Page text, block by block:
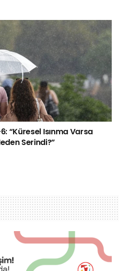
“Küresel Isınma Varsa
Serindi?”